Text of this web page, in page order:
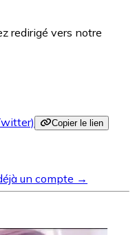
redirigé vers notre
Copier le lien
un compte →